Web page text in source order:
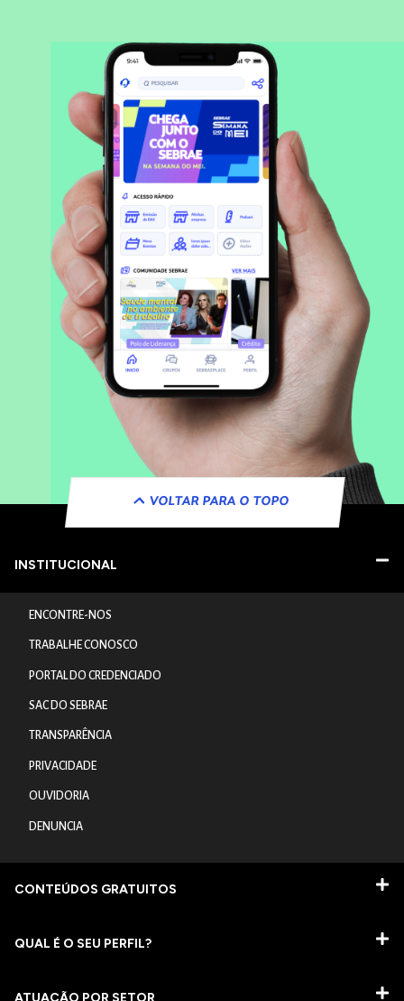
VOLTAR PARA O TOPO
INSTITUCIONAL
ENCONTRE-NOS
TRABALHE CONOSCO
PORTAL DO CREDENCIADO
SAC DO SEBRAE
TRANSPARÊNCIA
PRIVACIDADE
OUVIDORIA
DENUNCIA
CONTEÚDOS GRATUITOS
QUAL É O SEU PERFIL?
ATUAÇÃO POR SETOR